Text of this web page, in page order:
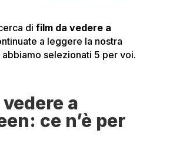
di film da vedere a
a leggere la nostra
abbiamo selezionati 5 per voi.
a
ce n’è per